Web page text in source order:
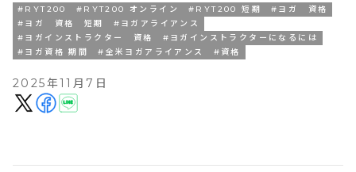
#RYT200 #RYT200 オンライン #RYT200 短期
#ヨガ 資格
#ヨガ 資格 短期
#ヨガアライアンス
#ヨガインストラクター 資格
#ヨガインストラクターになるには
#ヨガ資格 期間
#全米ヨガアライアンス #資格
2025年11月7日